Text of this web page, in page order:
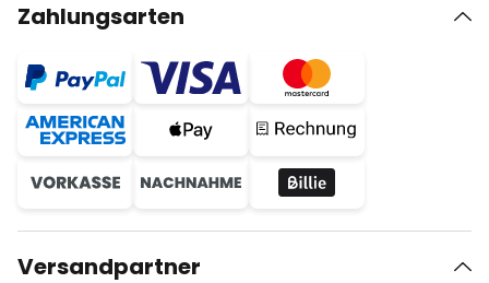
Zahlungsarten
Versandpartner